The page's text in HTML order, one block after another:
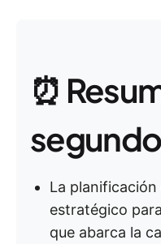
⏰
La
estratégico
que abarca la